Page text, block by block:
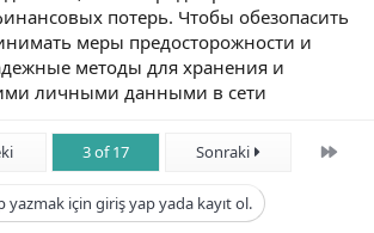
потерь. Чтобы обезопасить
меры предосторожности и
методы для хранения и
личными данными в сети
3 of 17 Sonraki Son
yazmak için giriş yap yada kayıt ol.